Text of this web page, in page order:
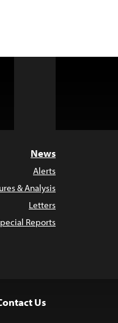
News
Alerts
& Analysis
Letters
Reports
Us